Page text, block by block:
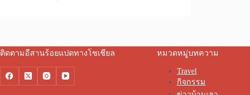
ติดตามอีสานร้อยแปดทางโซเชียล หมวดหมู่บทความ
Travel
กิจกรรม